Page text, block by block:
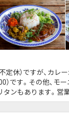
定休）ですが、カレ
）です。その他、モ
タンもあります。営